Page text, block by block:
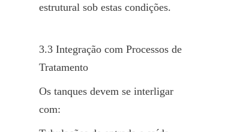
estrutural sob estas condições.
3.3 Integração com Processos de
Tratamento
Os tanques devem se interligar
com: